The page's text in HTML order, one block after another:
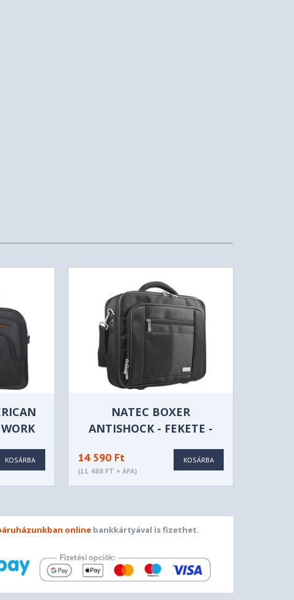
KOSÁRBA
NATEC BOXER
ANTISHOCK - FEKETE -
14 590 Ft
(11 488 FT + ÁFA)
KOSÁRBA
online bankkártyával is fizethet.